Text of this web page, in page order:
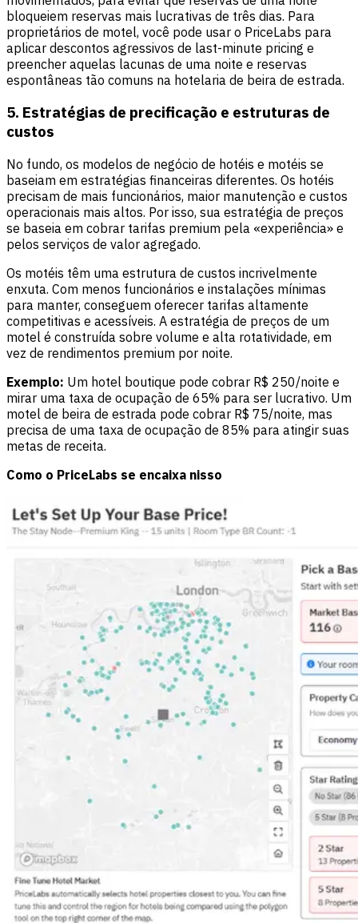
bloqueiem reservas mais lucrativas de três dias. Para
proprietários de motel, você pode usar o PriceLabs para
aplicar descontos agressivos de last-minute pricing e
preencher aquelas lacunas de uma noite e reservas
espontâneas tão comuns na hotelaria de beira de estrada.
5. Estratégias de precificação e estruturas de
custos
No fundo, os modelos de negócio de hotéis e motéis se
baseiam em estratégias financeiras diferentes. Os hotéis
precisam de mais funcionários, maior manutenção e custos
operacionais mais altos. Por isso, sua estratégia de preços
se baseia em cobrar tarifas premium pela «experiência» e
pelos serviços de valor agregado.
Os motéis têm uma estrutura de custos incrivelmente
enxuta. Com menos funcionários e instalações mínimas
para manter, conseguem oferecer tarifas altamente
competitivas e acessíveis. A estratégia de preços de um
motel é construída sobre volume e alta rotatividade, em
vez de rendimentos premium por noite.
Exemplo: Um hotel boutique pode cobrar R$ 250/noite e
mirar uma taxa de ocupação de 65% para ser lucrativo. Um
motel de beira de estrada pode cobrar R$ 75/noite, mas
precisa de uma taxa de ocupação de 85% para atingir suas
metas de receita.
Como o PriceLabs se encaixa nisso